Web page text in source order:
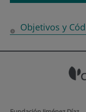
Objetivos y